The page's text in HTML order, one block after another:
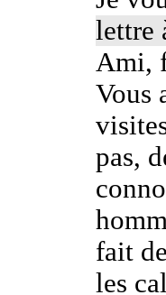
lettre
Ami,
Vous
pas,
fait
les